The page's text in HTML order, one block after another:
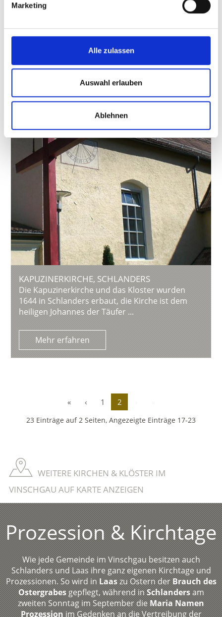
Marketing
Alle zulassen
Auswahl erlauben
Ablehnen
Das St. Martin Kirchlein liegt hoch über Laas, auf
einem kleinen Moränenhübel. Das Kirchlein
wurde erstmals 1323 ...
Mehr erfahren
KAPUZINERKIRCHE, SCHLANDERS
Die Kapuzinerkirche und das Kloster wurden
1644 in Schlanders erbaut, die Kirche ist dem
heiligen Johannes der Täufer ...
Mehr erfahren
« ‹ 1 2
23 Einträge auf 2 Seiten, Angezeigte Einträge 17-23
WEITERE KIRCHEN & KLÖSTER IM
VINSCHGAU AUF KARTE ANZEIGEN
Prozession & Kirchtage
Wie jede Gemeinde im Vinschgau besitzen auch
Schlanders und Laas ihre ganz eigenen Kirchtage und
Prozessionen. So wird inLaaszu Ostern derBrauch des
Ostergrabesgepflegt, während inSchlandersam
zweiten Sonntag im September dieMaria Namen
Prozessionim Gedenken an die Vertreibung der